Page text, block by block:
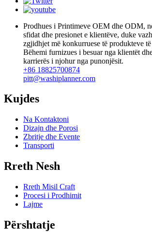
Prodhues i Printimeve OEM dhe ODM,
sfidat dhe presionet e klientëve, duke
zgjidhjet më konkurruese të produkteve
Bëhemi furnizues i besuar nga klientët
karrierës i njohur nga punonjësit.
+86 18825700874
pitt@washiplanner.com
Kujdes
Na Kontaktoni
Dizajn dhe Porosi
Zbritje dhe Evente
Transporti
Rreth Nesh
Rreth Misil Craft
Procesi i Prodhimit
Lajme
Përshtatje